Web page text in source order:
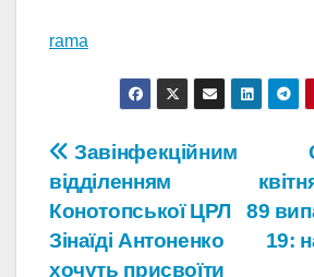
rama
Навігація
записів
89
19:
Завінфекційним
відділенням
Конотопської ЦРЛ
Зінаїді Антоненко
хочуть присвоїти